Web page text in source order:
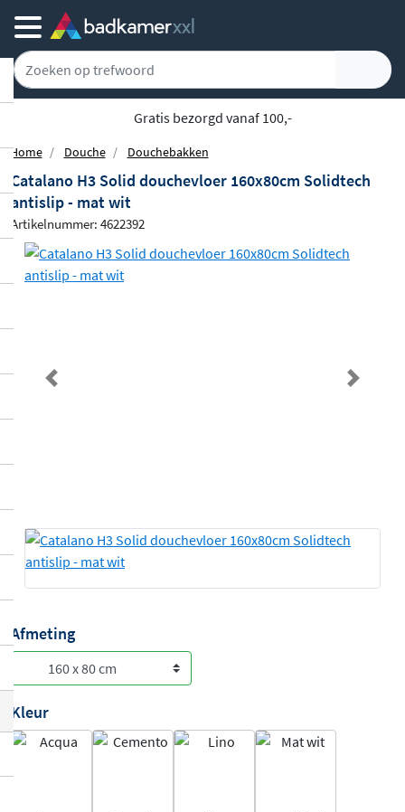
Gratis bezorgd vanaf 100,-
Home Douche Douchebakken
Catalano H3 Solid douchevloer 160x80cm Solidtech
antislip - mat wit
Artikelnummer: 4622392
Previous Next
Afmeting
Kleur